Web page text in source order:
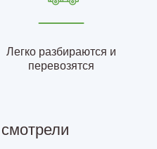
Легко разбираются и
перевозятся